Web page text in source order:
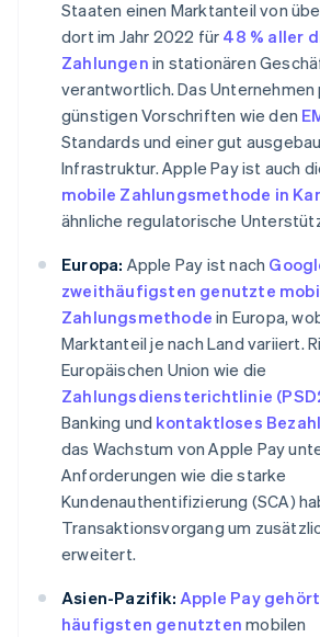
Staaten einen Marktanteil von
dort im Jahr 2022 für 48 % aller
Zahlungen in stationären
verantwortlich. Das
günstigen Vorschriften wie den
Standards und einer gut
Infrastruktur. Apple Pay ist auch
mobile Zahlungsmethode in
ähnliche regulatorische
Europa: Apple Pay ist nach
zweithäufigsten genutzte
Zahlungsmethode in Europa,
Marktanteil je nach Land variiert.
Europäischen Union wie die
Zahlungsdiensterichtlinie
Banking und kontaktloses
das Wachstum von Apple Pay
Anforderungen wie die starke
Kundenauthentifizierung (SCA)
Transaktionsvorgang um
erweitert.
Asien-Pazifik: Apple Pay
häufigsten genutzten mobilen